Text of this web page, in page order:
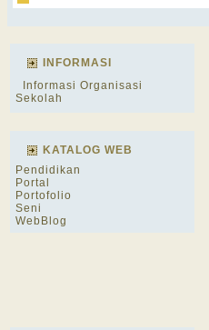
INFORMASI
Informasi Organisasi
Sekolah
KATALOG WEB
Pendidikan
Portal
Portofolio
Seni
WebBlog